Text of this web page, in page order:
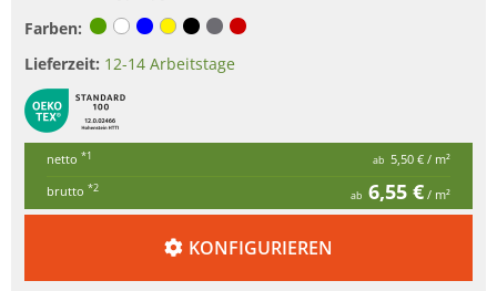
Farben:
Lieferzeit: 12-14 Arbeitstage
netto *1 ab 5,50 € / m²
brutto *2
ab 6,55 € / m²
KONFIGURIEREN